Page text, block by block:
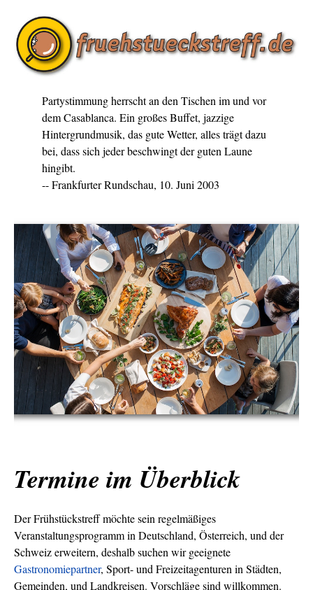
Partystimmung herrscht an den Tischen im und vor
dem Casablanca. Ein großes Buffet, jazzige
Hintergrundmusik, das gute Wetter, alles trägt dazu
bei, dass sich jeder beschwingt der guten Laune
hingibt.
-- Frankfurter Rundschau, 10. Juni 2003
Termine im Überblick
Der Frühstückstreff möchte sein regelmäßiges
Veranstaltungsprogramm in Deutschland, Österreich, und der
Schweiz erweitern, deshalb suchen wir geeignete
Gastronomiepartner, Sport- und Freizeitagenturen in Städten,
Gemeinden, und Landkreisen. Vorschläge sind willkommen.